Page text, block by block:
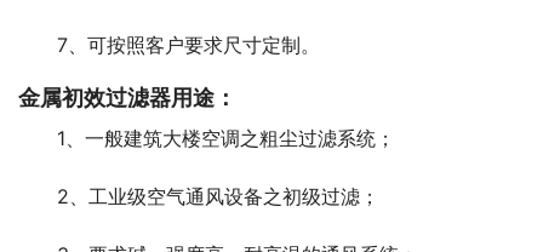
7、可按照客户要求尺寸定制。
金属初效过滤器用途：
1、一般建筑大楼空调之粗尘过滤系统；
2、工业级空气通风设备之初级过滤；